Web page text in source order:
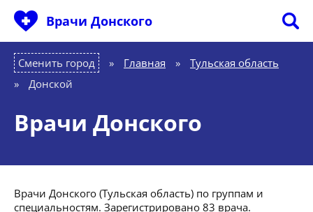
Врачи Донского
Сменить город Главная »
Тульская область
»
Донской
Врачи Донского
Врачи Донского (Тульская область) по группам и
специальностям. Зарегистрировано 83 врача.